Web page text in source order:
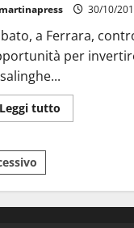
martinapress 30/10/
a Ferrara,
per
Leggi tutto